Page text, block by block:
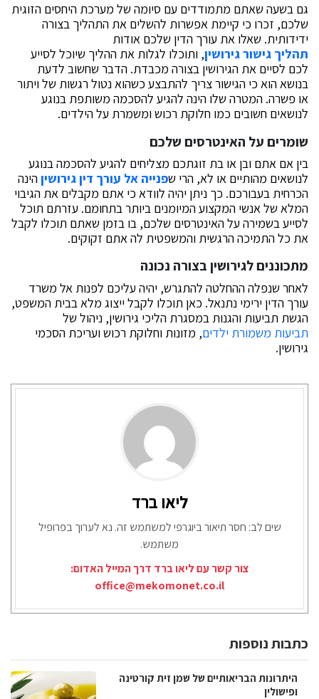
גם בשעה שאתם מתמודדים עם סיומה של מערכת היחסים הזוגית
שלכם, זכרו כי קיימת אפשרות להשלים את התהליך בצורה
ידידותית. שאלו את עורך הדין שלכם אודות
תהליך גישור גירושין, ותוכלו לגלות את ההליך שיוכל לסייע
לכם לסיים את הגירושין בצורה מכבדת. הדבר שחשוב לדעת
בנושא הוא כי הגישור צריך להתבצע כשהוא נטול רגשות של ויתור
או פשרה. המטרה שלו הינה להגיע להסכמה משותפת בנוגע
לנושאים חשובים כמו חלוקת רכוש ומשמרת על הילדים.
שומרים על האינטרסים שלכם
בין אם אתם ובן או בת זוגתכם מצליחים להגיע להסכמה בנוגע
לנושאים מהותיים או לא, הרי שפנייה אל עורך דין גירושיןהינה
הכרחית בעבורכם. כך ניתן יהיה לוודא כי אתם מקבלים את הגיבוי
המלא של אנשי המקצוע המיומנים ביותר בתחומם. עזרתם תוכל
לסייע בשמירה על האינטרסים שלכם, בו בזמן שאתם תוכלו לקבל
את כל התמיכה הרגשית והמשפטית לה אתם זקוקים.
מתכוננים לגירושין בצורה נכונה
לאחר שנפלה ההחלטה להתגרש, יהיה עליכם לפנות אל משרד
עורך הדין ירימי נתנאל. כאן תוכלו לקבל ייצוג מלא בבית המשפט,
הגשת תביעות והגנות במסגרת הליכי גירושין, ניהול של
תביעות משמורת ילדים, מזונות וחלוקת רכוש ועריכת הסכמי
גירושין.
ליאו ברד
שים לב: חסר תיאור ביוגרפי למשתמש זה. נא לערוך בפרופיל
משתמש.
צור קשר עם ליאו ברד דרך המייל האדום:
office@mekomonet.co.il
כתבות נוספות
היתרונות הבריאותיים של שמן זית קורטינה
ופישולין